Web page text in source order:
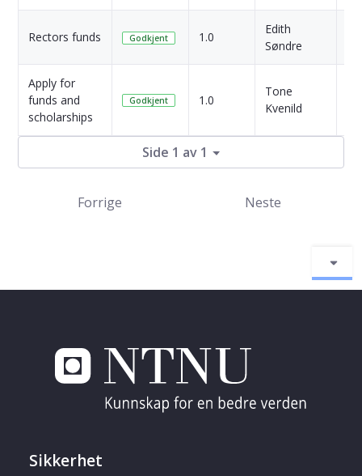
Rectors funds Godkjent 1.0
Edith
Søndre
Apply for
funds and
scholarships
Godkjent 1.0
Tone
Kvenild
Side 1 av 1
Forrige Neste
Sikkerhet